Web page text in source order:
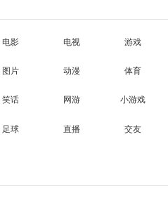
电影 电视 游戏
图片 动漫 体育
笑话 网游 小游戏
足球 直播 交友